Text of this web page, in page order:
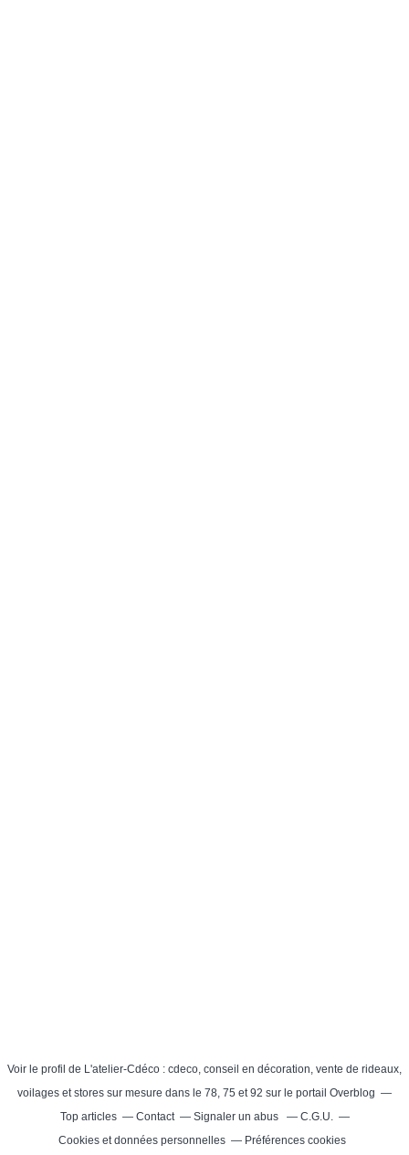
Voir le profil de L'atelier-Cdéco : cdeco, conseil en décoration, vente de rideaux,
voilages et stores sur mesure dans le 78, 75 et 92 sur le portail Overblog
Top articles
Contact Signaler un abus
C.G.U.
Cookies et données personnelles
Préférences cookies